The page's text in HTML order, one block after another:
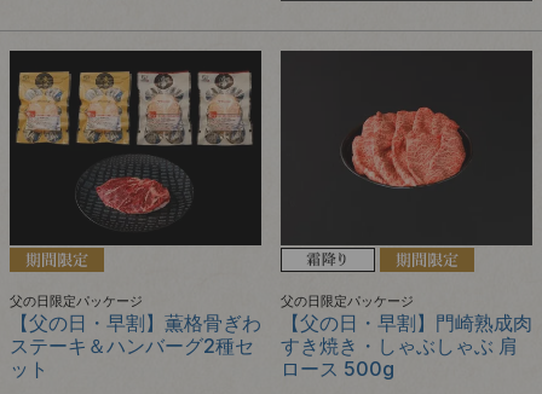
父の日限定パッケージ
【父の日・早割】薫格骨ぎわ
ステーキ＆ハンバーグ2種セ
ット
父の日限定パッケージ
【父の日・早割】門崎熟成肉
すき焼き・しゃぶしゃぶ 肩
ロース 500g